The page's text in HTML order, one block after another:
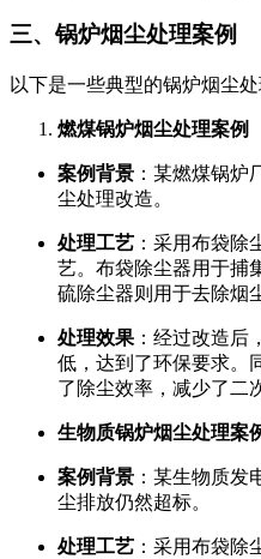
三、锅炉烟尘处理案例
以下是一些典型的锅炉烟尘处
燃煤锅炉烟尘处理案例
案例背景 ：某燃煤锅炉
尘处理改造。
处理工艺 ：采用布袋除
艺。布袋除尘器用于捕
硫除尘器则用于去除烟
处理效果 ：经过改造后
低，达到了环保要求。
了除尘效率，减少了二
生物质锅炉烟尘处理案
案例背景 ：某生物质发
尘排放仍然超标。
处理工艺 ：采用布袋除